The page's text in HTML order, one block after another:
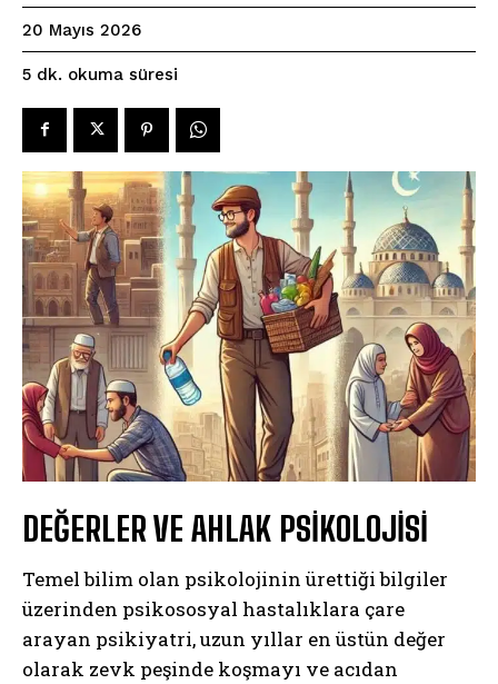
20 Mayıs 2026
5 dk. okuma süresi
DEĞERLER VE AHLAK PSİKOLOJİSİ
Temel bilim olan psikolojinin ürettiği bilgiler
üzerinden psikososyal hastalıklara çare
arayan psikiyatri, uzun yıllar en üstün değer
olarak zevk peşinde koşmayı ve acıdan